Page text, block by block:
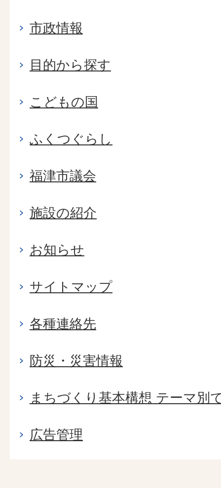
市政情報
目的から探す
こどもの国
ふくつぐらし
福津市議会
施設の紹介
お知らせ
サイトマップ
各種連絡先
防災・災害情報
まちづくり基本構想 テーマ別
広告管理